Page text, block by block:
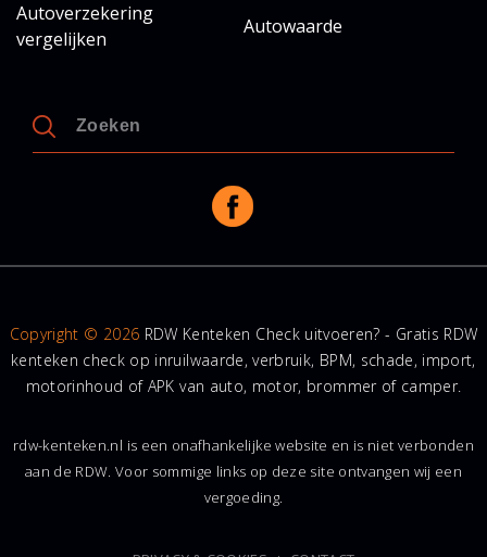
Autoverzekering
vergelijken
Autowaarde
Copyright © 2026 RDW Kenteken Check uitvoeren? - Gratis RDW
kenteken check op inruilwaarde, verbruik, BPM, schade, import,
motorinhoud of APK van auto, motor, brommer of camper.
rdw-kenteken.nl is een onafhankelijke website en is niet verbonden
aan de RDW. Voor sommige links op deze site ontvangen wij een
vergoeding.